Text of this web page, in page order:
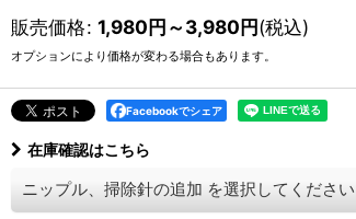
販売価格: 1,980円～3,980円(税込)
オプションにより価格が変わる場合もあります。
Facebookでシェア
在庫確認はこちら
ニップル、掃除針の追加 を選択してください